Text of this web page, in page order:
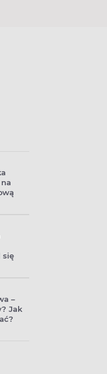
się
–
Jak